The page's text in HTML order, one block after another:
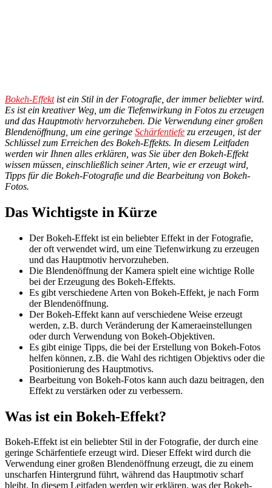
Bokeh-Effektist ein Stil in der Fotografie, der immer beliebter wird.
Es ist ein kreativer Weg, um die Tiefenwirkung in Fotos zu erzeugen
und das Hauptmotiv hervorzuheben. Die Verwendung einer großen
Blendenöffnung, um eine geringe Schärfentiefe zu erzeugen, ist der
Schlüssel zum Erreichen des Bokeh-Effekts. In diesem Leitfaden
werden wir Ihnen alles erklären, was Sie über den Bokeh-Effekt
wissen müssen, einschließlich seiner Arten, wie er erzeugt wird,
Tipps für die Bokeh-Fotografie und die Bearbeitung von Bokeh-
Fotos.
Das Wichtigste in Kürze
Der Bokeh-Effekt ist ein beliebter Effekt in der Fotografie,
der oft verwendet wird, um eine Tiefenwirkung zu erzeugen
und das Hauptmotiv hervorzuheben.
Die Blendenöffnung der Kamera spielt eine wichtige Rolle
bei der Erzeugung des Bokeh-Effekts.
Es gibt verschiedene Arten von Bokeh-Effekt, je nach Form
der Blendenöffnung.
Der Bokeh-Effekt kann auf verschiedene Weise erzeugt
werden, z.B. durch Veränderung der Kameraeinstellungen
oder durch Verwendung von Bokeh-Objektiven.
Es gibt einige Tipps, die bei der Erstellung von Bokeh-Fotos
helfen können, z.B. die Wahl des richtigen Objektivs oder die
Positionierung des Hauptmotivs.
Bearbeitung von Bokeh-Fotos kann auch dazu beitragen, den
Effekt zu verstärken oder zu verbessern.
Was ist ein Bokeh-Effekt?
Bokeh-Effekt ist ein beliebter Stil in der Fotografie, der durch eine
geringe Schärfentiefe erzeugt wird. Dieser Effekt wird durch die
Verwendung einer großen Blendenöffnung erzeugt, die zu einem
unscharfen Hintergrund führt, während das Hauptmotiv scharf
bleibt. In diesem Leitfaden werden wir erklären, was der Bokeh-